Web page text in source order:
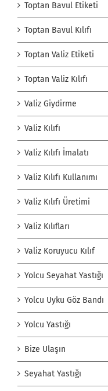
Toptan Bavul Etiketi
Toptan Bavul Kılıfı
Toptan Valiz Etiketi
Toptan Valiz Kılıfı
Valiz Giydirme
Valiz Kılıfı
Valiz Kılıfı İmalatı
Valiz Kılıfı Kullanımı
Valiz Kılıfı Üretimi
Valiz Kılıfları
Valiz Koruyucu Kılıf
Yolcu Seyahat Yastığı
Yolcu Uyku Göz Bandı
Yolcu Yastığı
Bize Ulaşın
Seyahat Yastığı